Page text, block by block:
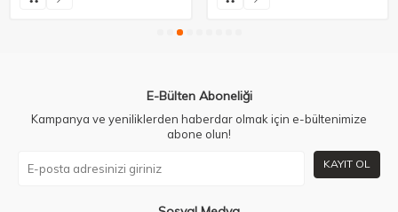
E-Bülten Aboneliği
Kampanya ve yeniliklerden haberdar olmak için e-bültenimize
abone olun!
KAYIT OL